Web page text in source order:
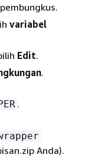
variabel
Edit.
.
.
Anda).